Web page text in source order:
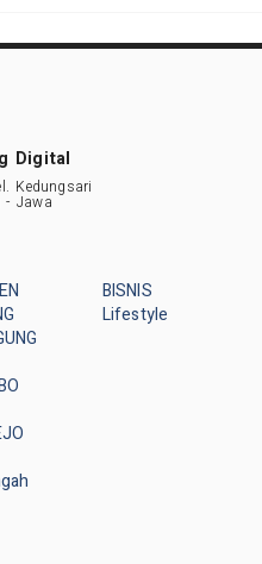
Digital
Kedungsari
- Jawa
BISNIS
Lifestyle